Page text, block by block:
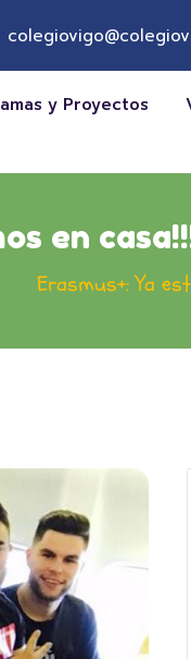
y Proyectos
en
Erasmus+: Ya